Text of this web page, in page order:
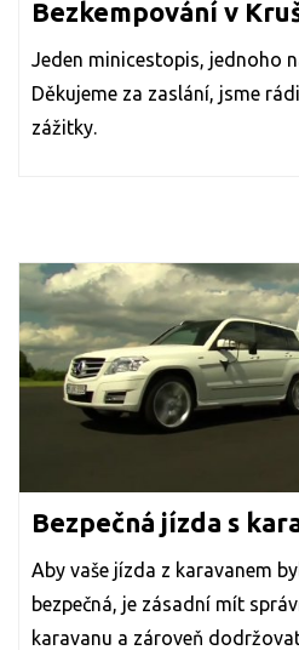
Bezkempování v
Jeden minicestopis, jednoho
Děkujeme za zaslání, jsme
zážitky.
Bezpečná jízda s
Aby vaše jízda z karavanem
bezpečná, je zásadní mít
karavanu a zároveň